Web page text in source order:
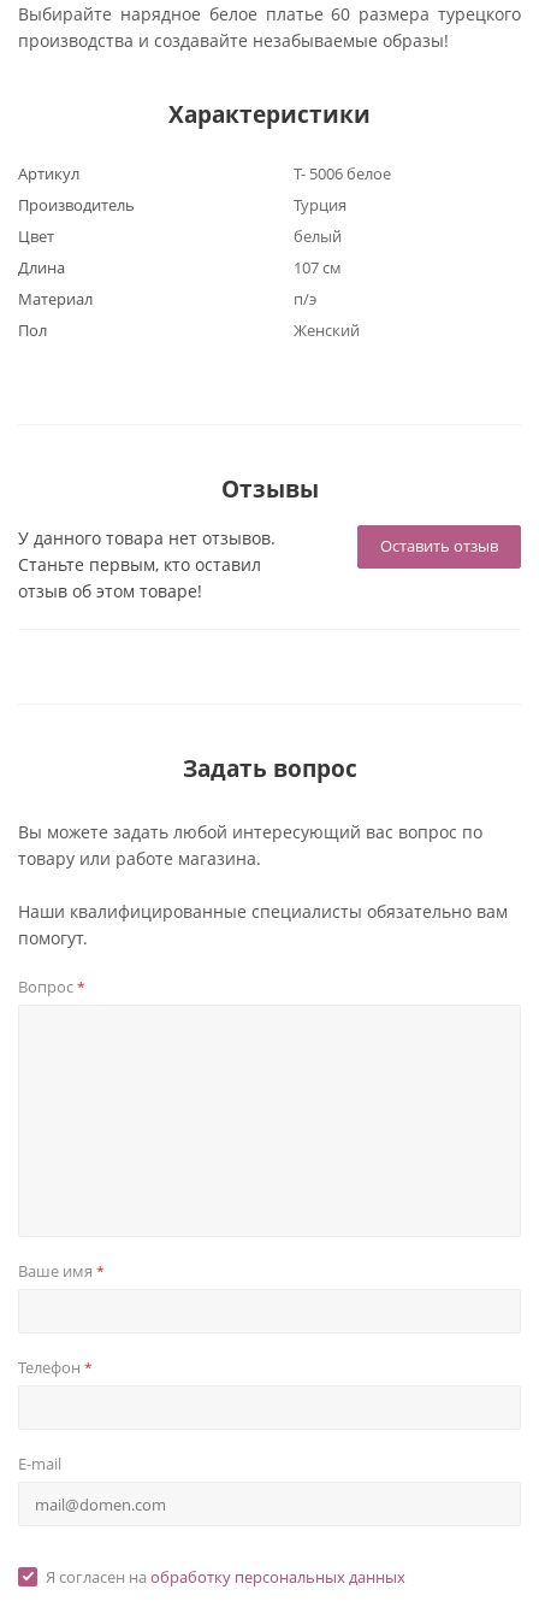
Выбирайте нарядное белое платье 60 размера турецкого
производства и создавайте незабываемые образы!
Характеристики
Артикул
Т- 5006 белое
Производитель
Турция
Цвет
белый
Длина
107 см
Материал
п/э
Пол
Женский
Отзывы
Оставить отзыв
У данного товара нет отзывов.
Станьте первым, кто оставил
отзыв об этом товаре!
Задать вопрос
Вы можете задать любой интересующий вас вопрос по
товару или работе магазина.
Наши квалифицированные специалисты обязательно вам
помогут.
Вопрос*
Ваше имя *
Телефон *
E-mail
Я согласен на обработку персональных данных